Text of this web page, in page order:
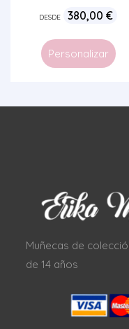
DESDE 380,00 €
Personalizar
Muñecas de
de 14 años